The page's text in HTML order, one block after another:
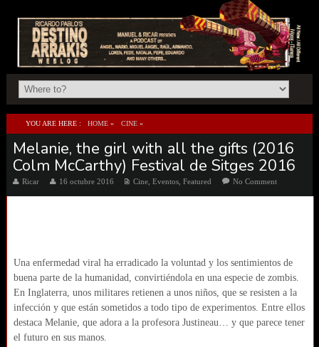
YOU ARE HERE : HOME » CINE »
MELANIE, THE GIRL WITH ALL THE GIFTS (2016 COLM MCCARTHY) FESTIVAL DE
SITGES 2016
Melanie, the girl with all the gifts (2016
Colm McCarthy) Festival de Sitges 2016
Ricar 16 octubre 2016 Cine, Eventos, Featured No Comment
Una enfermedad viral ha erradicado la voluntad y los sentimientos de
buena parte de la humanidad, convirtiéndola en una especie de zombis.
En Inglaterra, unos militares retienen a unos niños, que se resisten a la
infección y que están sometidos a todo tipo de experimentos. Entre ellos
destaca Melanie, que adora a la profesora Justineau… y que parece tener
el futuro en sus manos.